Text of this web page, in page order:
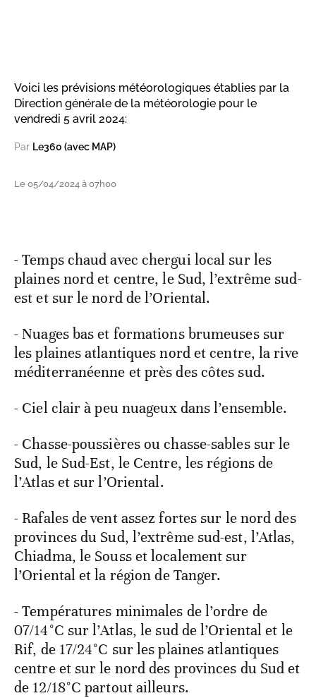
Voici les prévisions météorologiques établies par la
Direction générale de la météorologie pour le
vendredi 5 avril 2024:
Par Le360 (avec MAP)
Le 05/04/2024 à 07h00
- Temps chaud avec chergui local sur les
plaines nord et centre, le Sud, l’extrême sud-
est et sur le nord de l’Oriental.
- Nuages bas et formations brumeuses sur
les plaines atlantiques nord et centre, la rive
méditerranéenne et près des côtes sud.
- Ciel clair à peu nuageux dans l’ensemble.
- Chasse-poussières ou chasse-sables sur le
Sud, le Sud-Est, le Centre, les régions de
l’Atlas et sur l’Oriental.
- Rafales de vent assez fortes sur le nord des
provinces du Sud, l’extrême sud-est, l’Atlas,
Chiadma, le Souss et localement sur
l’Oriental et la région de Tanger.
- Températures minimales de l’ordre de
07/14°C sur l’Atlas, le sud de l’Oriental et le
Rif, de 17/24°C sur les plaines atlantiques
centre et sur le nord des provinces du Sud et
de 12/18°C partout ailleurs.